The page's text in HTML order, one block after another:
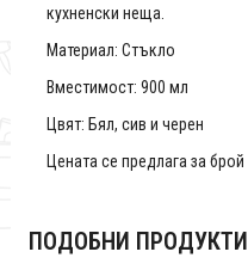
кухненски неща.
Материал: Стъкло
Вместимост: 900 мл
Цвят: Бял, сив и черен
Цената се предлага за брой
ПОДОБНИ ПРОДУКТИ